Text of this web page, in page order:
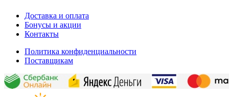
Доставка и оплата
Бонусы и акции
Контакты
Политика конфиденциальности
Поставщикам